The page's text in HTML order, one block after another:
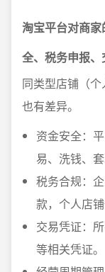
淘宝平台对商
全、税务申报、
同类型店铺（
也有差异。
资金安全：
易、洗钱、套
税务合规：
款，个人店
交易凭证：
等相关凭证。